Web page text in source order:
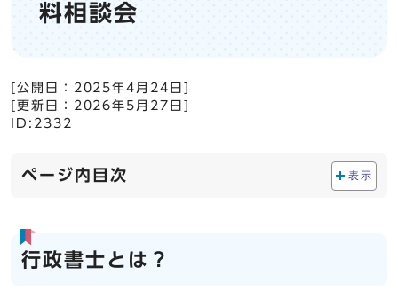
料相談会
[公開日： 2025年4月24日
[更新日： 2026年5月27日
ID:2332
ページ内目次 表示
行政書士とは？